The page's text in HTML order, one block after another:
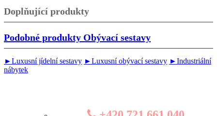
Doplňující produkty
Podobné produkty Obývací sestavy
►Luxusní jídelní sestavy ►Luxusní obývací sestavy ►Industriální
nábytek